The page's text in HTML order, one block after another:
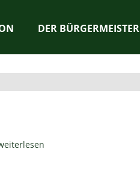
DER BÜRGERMEISTER